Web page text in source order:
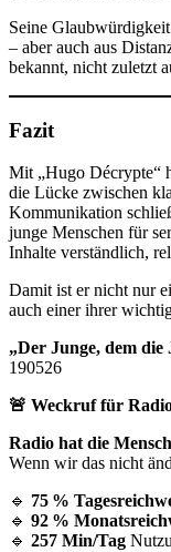
Seine
– aber auch aus
bekannt, nicht zuletzt
Fazit
Mit „Hugo Décrypte“
die Lücke zwischen
Kommunikation
junge Menschen für
Inhalte verständlich,
Damit ist er nicht nur
auch einer ihrer
„Der Junge, dem
190526
🚨 Weckruf für
Radio hat die
Wenn wir das nicht
🔹 75 %
🔹 92 %
🔹 257 Min/Tag